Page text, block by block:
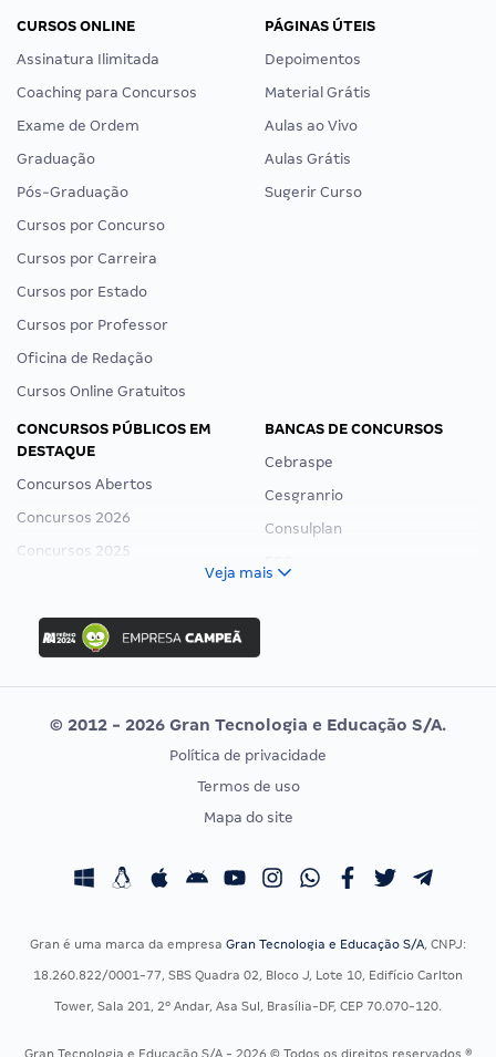
CURSOS ONLINE
Assinatura Ilimitada
Coaching para Concursos
Exame de Ordem
Graduação
Pós-Graduação
Cursos por Concurso
Cursos por Carreira
Cursos por Estado
Cursos por Professor
Oficina de Redação
Cursos Online Gratuitos
PÁGINAS ÚTEIS
Depoimentos
Material Grátis
Aulas ao Vivo
Aulas Grátis
Sugerir Curso
CONCURSOS PÚBLICOS EM
DESTAQUE
Concursos Abertos
Concursos 2026
Concursos 2025
Concurso Ibama
Concurso MPU
Editais publicados
BANCAS DE CONCURSOS
Cebraspe
Cesgranrio
Consulplan
Vunesp
CONCURSOS POR PROFISSÃO
Concursos Fiscais
Concursos Saúde
EXAME DE ORDEM
Calendário OAB
Veja mais
© 2012 - 2026 Gran Tecnologia e Educação S/A.
Política de privacidade
Termos de uso
Mapa do site
Gran é uma marca da empresa Gran Tecnologia e Educação S/A, CNPJ:
18.260.822/0001-77, SBS Quadra 02, Bloco J, Lote 10, Edifício Carlton
Tower, Sala 201, 2º Andar, Asa Sul, Brasília-DF, CEP 70.070-120.
Gran Tecnologia e Educação S/A - 2026 © Todos os direitos reservados ®